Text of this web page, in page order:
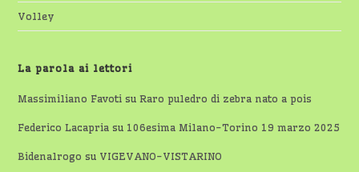
Volley
La parola ai lettori
Massimiliano Favoti suRaro puledro di zebra nato a pois
Federico Lacapria su 106esima Milano-Torino 19 marzo 2025
Bidenalrogo su VIGEVANO-VISTARINO